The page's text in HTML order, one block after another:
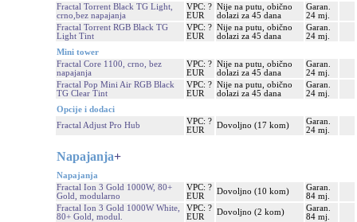
Fractal Torrent Black TG Light,
crno,bez napajanja
VPC: ?
EUR
Nije na putu, obično
dolazi za 45 dana
Garan.
24 mj.
Fractal Torrent RGB Black TG
Light Tint
VPC: ?
EUR
Nije na putu, obično
dolazi za 45 dana
Garan.
24 mj.
Mini tower
Fractal Core 1100, crno, bez
napajanja
VPC: ?
EUR
Nije na putu, obično
dolazi za 45 dana
Garan.
24 mj.
Fractal Pop Mini Air RGB Black
TG Clear Tint
VPC: ?
EUR
Nije na putu, obično
dolazi za 45 dana
Garan.
24 mj.
Opcije i dodaci
Fractal Adjust Pro Hub
VPC: ?
EUR
Dovoljno (17 kom)
Garan.
24 mj.
Napajanja+
Napajanja
Fractal Ion 3 Gold 1000W, 80+
Gold, modularno
VPC: ?
EUR
Dovoljno (10 kom)
Garan.
84 mj.
Fractal Ion 3 Gold 1000W White,
80+ Gold, modul.
VPC: ?
EUR
Dovoljno (2 kom)
Garan.
84 mj.